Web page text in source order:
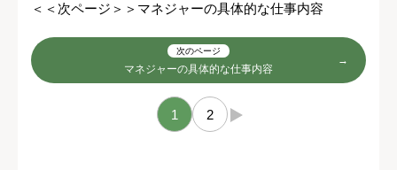
＜＜次ページ＞＞マネジャーの具体的な仕事内容
次のページ
マネジャーの具体的な仕事内容
1 2 →